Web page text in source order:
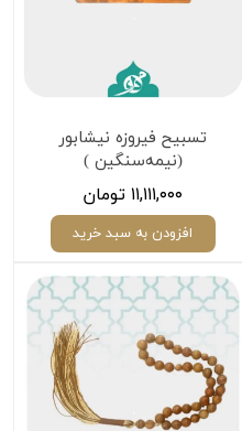
تسبیح فیروزه نیشابور
(نیمه‌سنگین )
۱۱,۱۱۱,۰۰۰ تومان
افزودن به سبد خرید